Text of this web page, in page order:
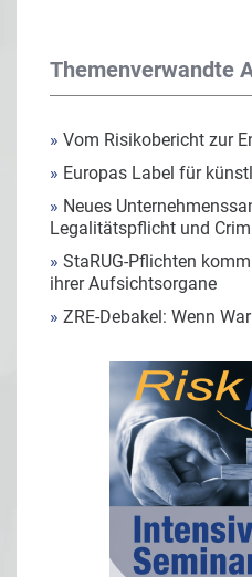
Themenverwandte
» Vom Risikobericht zur
» Europas Label für
» Neues
Legalitätspflicht und
» StaRUG-Pflichten
ihrer Aufsichtsorgane
» ZRE-Debakel: Wenn